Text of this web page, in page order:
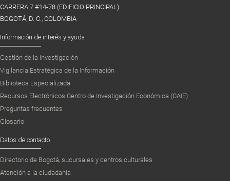
CARRERA 7 #14-78 (EDIFICIO PRINCIPAL)
BOGOTÁ, D. C., COLOMBIA
Información de interés y ayuda
Gestión de la Investigación
Vigilancia Estratégica de la Información
Biblioteca Especializada
Recursos Electrónicos Centro de Investigación Económica (CAIE)
Preguntas frecuentes
Glosario
Datos de contacto
Directorio de Bogotá, sucursales y centros culturales
Atención a la ciudadanía